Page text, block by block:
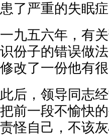
患了严重的失眠
一九五六年，有
识份子的错误做
修改了一份他有
此后，领导同志
把前一段不愉快
责怪自己，不该